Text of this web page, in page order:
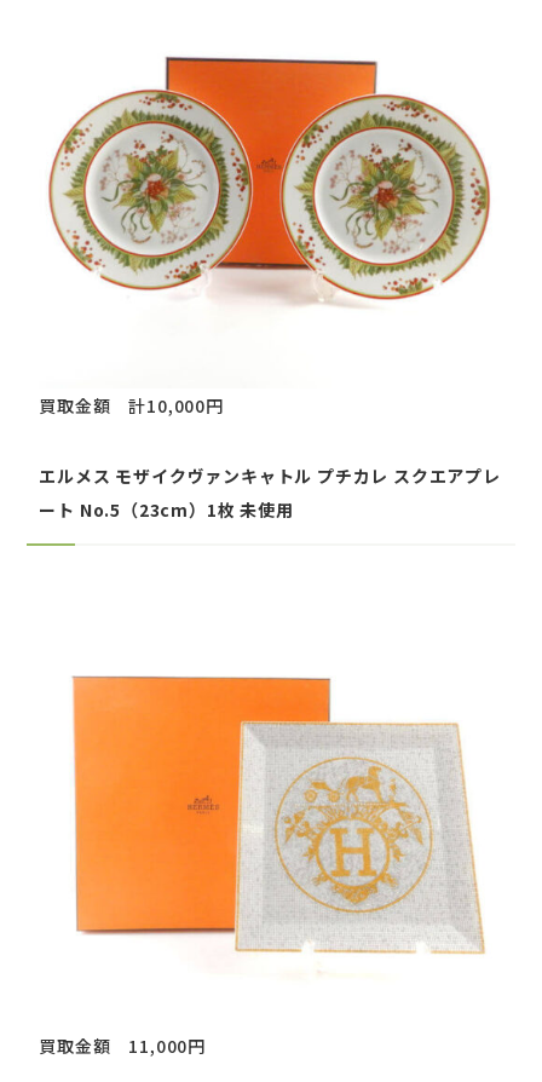
買取金額 計10,000円
エルメス モザイクヴァンキャトル プチカレ スクエアプレ
ート No.5（23cm）1枚 未使用
買取金額 11,000円